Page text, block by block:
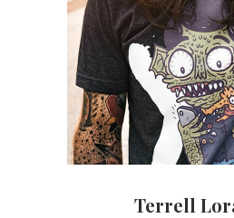
Terrell